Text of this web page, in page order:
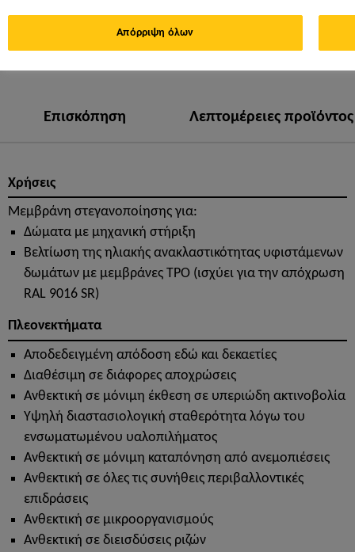
ΦΎΛΛΟ ΙΔΙΟΤΉΤΩΝ
ΕΜΦΆΝΙΣΗ ΌΛΩΝ ΤΩΝ
Επισκόπηση Λεπτομέρειες προϊόντος
Χρήσεις
Μεμβράνη στεγανοποίησης για:
Δώματα με μηχανική στήριξη
Βελτίωση της ηλιακής ανακλαστικότητας υφιστάμενων
δωμάτων με μεμβράνες TPO (ισχύει για την απόχρωση
RAL 9016 SR)
Πλεονεκτήματα
Αποδεδειγμένη απόδοση εδώ και δεκαετίες
Διαθέσιμη σε διάφορες αποχρώσεις
Ανθεκτική σε μόνιμη έκθεση σε υπεριώδη ακτινοβολία
Υψηλή διαστασιολογική σταθερότητα λόγω του
ενσωματωμένου υαλοπιλήματος
Ανθεκτική σε μόνιμη καταπόνηση από ανεμοπιέσεις
Ανθεκτική σε όλες τις συνήθεις περιβαλλοντικές
επιδράσεις
Ανθεκτική σε μικροοργανισμούς
Ανθεκτική σε διεισδύσεις ριζών
Απόρριψη όλων